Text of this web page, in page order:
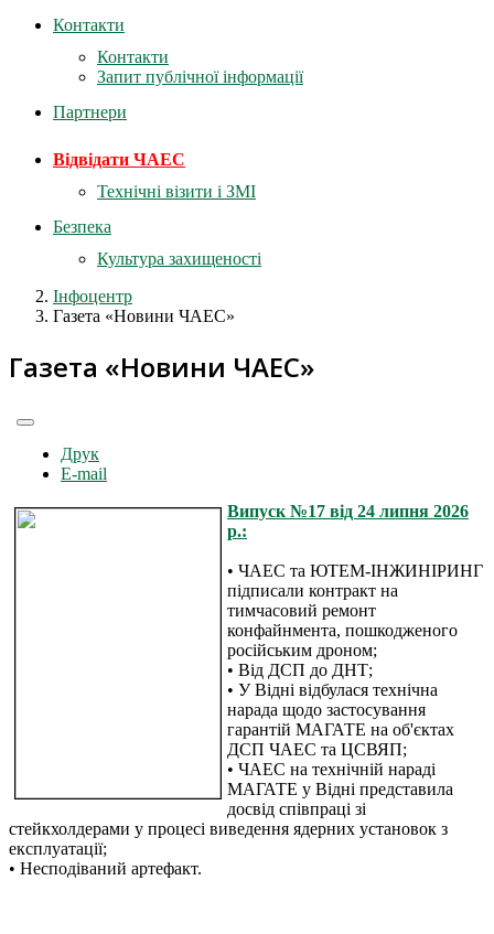
Контакти
Контакти
Запит публічної інформації
Партнери
Відвідати ЧАЕС
Технічні візити і ЗМІ
Безпека
Культура захищеності
Інфоцентр
Газета «Новини ЧАЕС»
Газета «Новини ЧАЕС»
Друк
E-mail
Випуск №17 від 24 липня 2026
р.:
• ЧАЕС та ЮТЕМ-ІНЖИНІРИНГ
підписали контракт на
тимчасовий ремонт
конфайнмента, пошкодженого
російським дроном;
• Від ДСП до ДНТ;
• У Відні відбулася технічна
нарада щодо застосування
гарантій МАГАТЕ на об'єктах
ДСП ЧАЕС та ЦСВЯП;
• ЧАЕС на технічній нараді
МАГАТЕ у Відні представила
досвід співпраці зі
стейкхолдерами у процесі виведення ядерних установок з
експлуатації;
• Несподіваний артефакт.